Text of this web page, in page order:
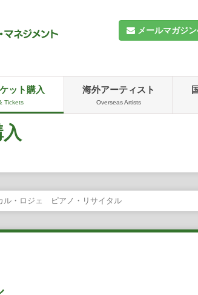
メールマガジ
ット購入
Tickets
海外アーティスト
Overseas Artists
ル・ロジェ ピアノ・リサイタル